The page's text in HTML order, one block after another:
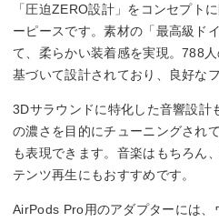
「圧迫ZERO設計」をコンセプト
ーピースです。素材の「最高級ド
て、柔らかい装着感を実現。788
基づいて設計されており、良好な
3Dサラウンドに特化した音響設計
の濃さを目的にチューニングされ
も表現できます。音楽はもちろん
テンツ再生にもおすすめです。
AirPods Pro用のアダプターには